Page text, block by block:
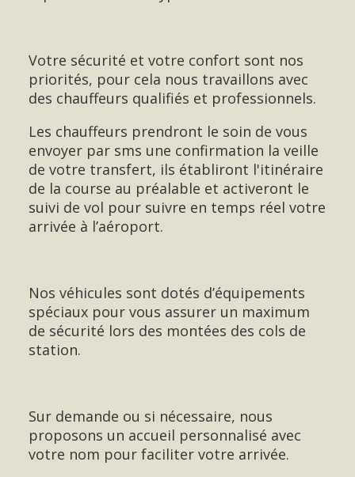
Votre sécurité et votre confort sont nos
priorités, pour cela nous travaillons avec
des chauffeurs qualifiés et professionnels.
Les chauffeurs prendront le soin de vous
envoyer par sms une confirmation la veille
de votre transfert, ils établiront l'itinéraire
de la course au préalable et activeront le
suivi de vol pour suivre en temps réel votre
arrivée à l’aéroport.
Nos véhicules sont dotés d’équipements
spéciaux pour vous assurer un maximum
de sécurité lors des montées des cols de
station.
Sur demande ou si nécessaire, nous
proposons un accueil personnalisé avec
votre nom pour faciliter votre arrivée.